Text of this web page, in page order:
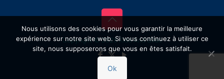
Copyright © 2026 Ride And Slide
Nous utilisons des cookies pour vous garantir la meilleure
expérience sur notre site web. Si vous continuez à utiliser ce
site, nous supposerons que vous en êtes satisfait.
Ok